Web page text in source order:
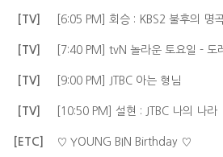
[TV] [6:05 PM] 회승 : KBS2 불후의 명
[TV] [7:40 PM] tvN 놀라운 토요일 - 도
[TV] [9:00 PM] JTBC 아는 형님
[TV] [10:50 PM] 설현 : JTBC 나의 나라
[ETC] ♡ YOUNG BIN Birthday ♡